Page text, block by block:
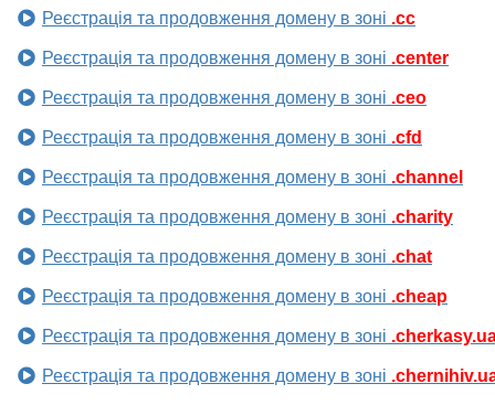
Реєстрація та продовження домену в зоні .cc
Реєстрація та продовження домену в зоні .center
Реєстрація та продовження домену в зоні .ceo
Реєстрація та продовження домену в зоні .cfd
Реєстрація та продовження домену в зоні .channel
Реєстрація та продовження домену в зоні .charity
Реєстрація та продовження домену в зоні .chat
Реєстрація та продовження домену в зоні .cheap
Реєстрація та продовження домену в зоні
Реєстрація та продовження домену в зоні